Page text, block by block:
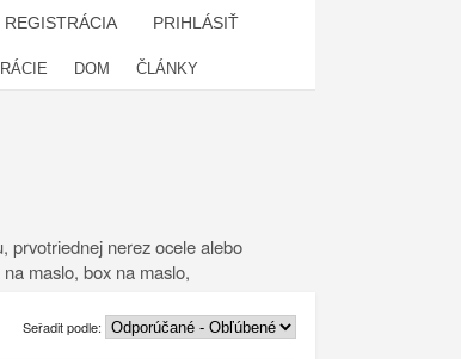
REGISTRÁCIA PRIHLÁSIŤ
DOM ČLÁNKY
prvotriednej nerez ocele alebo
maslo, box na maslo,
Seřadit podle: